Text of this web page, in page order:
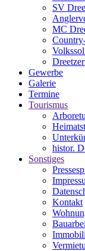
SV
MC
Gewerbe
Galerie
Termine
Tourismus
histor.
Sonstiges
Kontakt